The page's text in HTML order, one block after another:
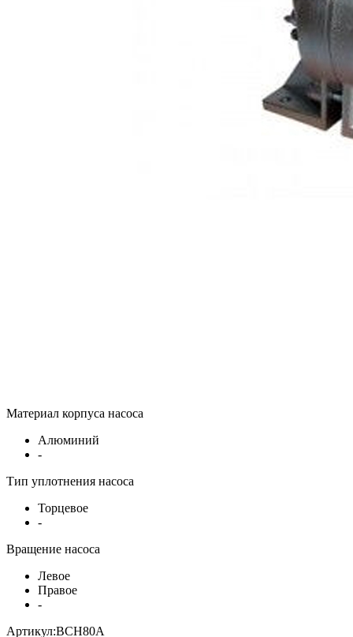
Материал корпуса насоса
Алюминий
-
Тип уплотнения насоса
Торцевое
-
Вращение насоса
Левое
Правое
-
Артикул:ВСН80А